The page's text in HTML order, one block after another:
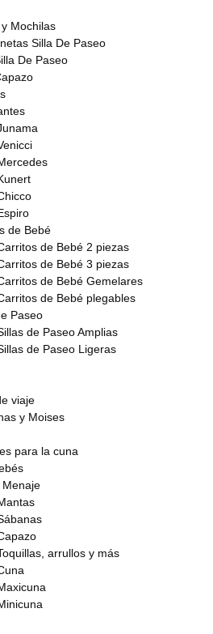
Mochilas
Silla De Paseo
De Paseo
de Bebé
de Bebé 2 piezas
de Bebé 3 piezas
de Bebé Gemelares
de Bebé plegables
Paseo
de Paseo Amplias
de Paseo Ligeras
viaje
y Moises
para la cuna
Menaje
arrullos y más